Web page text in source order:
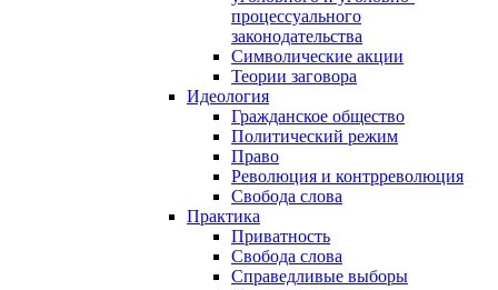
процессуального
законодательства
Символические акции
Теории заговора
Идеология
Гражданское общество
Политический режим
Право
Революция и контрреволюция
Свобода слова
Практика
Приватность
Свобода слова
Справедливые выборы